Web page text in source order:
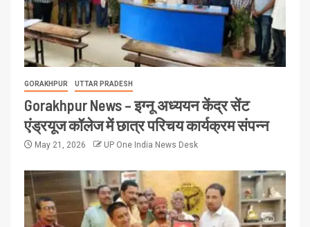
GORAKHPUR UTTAR PRADESH
Gorakhpur News – इग्नू अध्ययन केंद्र सेंट
एंड्रयूज कॉलेज में छात्र परिचय कार्यक्रम संपन्न
May 21, 2026 UP One India News Desk